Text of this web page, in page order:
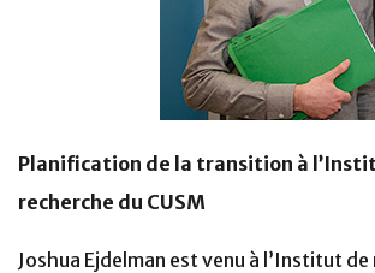
Planification de la transition à
recherche du CUSM
Joshua Ejdelman est venu à l’Institut